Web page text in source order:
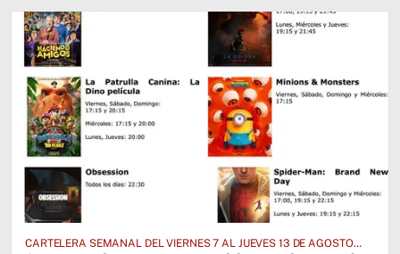
CARTELERA SEMANAL DEL VIERNES 7 AL JUEVES 13 DE AGOSTO